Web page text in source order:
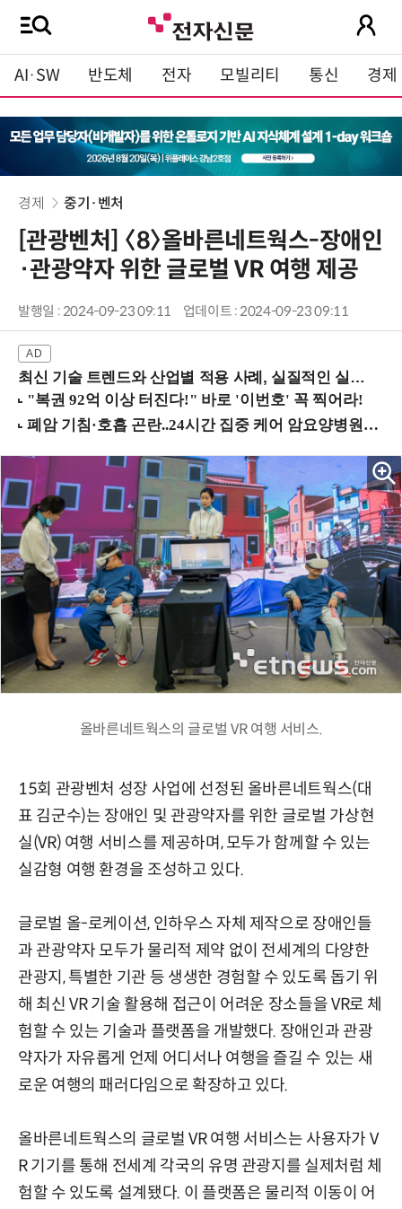
AI·SW 반도체 전자 모빌리티 통신 경제
경제 중기·벤처
[관광벤처] 〈8〉올바른네트웍스-장애인
·관광약자 위한 글로벌 VR 여행 제공
발행일 : 2024-09-23 09:11 업데이트 : 2024-09-23 09:11
최신 기술 트렌드와 산업별 적용 사례, 실질적인 실행 전략을 공유 (9/18 양재역)
올바른네트웍스의 글로벌 VR 여행 서비스.
15회 관광벤처 성장 사업에 선정된 올바른네트웍스(대
표 김군수)는 장애인 및 관광약자를 위한 글로벌 가상현
실(VR) 여행 서비스를 제공하며, 모두가 함께할 수 있는
실감형 여행 환경을 조성하고 있다.
글로벌 올-로케이션, 인하우스 자체 제작으로 장애인들
과 관광약자 모두가 물리적 제약 없이 전세계의 다양한
관광지, 특별한 기관 등 생생한 경험할 수 있도록 돕기 위
해 최신 VR 기술 활용해 접근이 어려운 장소들을 VR로 체
험할 수 있는 기술과 플랫폼을 개발했다. 장애인과 관광
약자가 자유롭게 언제 어디서나 여행을 즐길 수 있는 새
로운 여행의 패러다임으로 확장하고 있다.
올바른네트웍스의 글로벌 VR 여행 서비스는 사용자가 V
R 기기를 통해 전세계 각국의 유명 관광지를 실제처럼 체
험할 수 있도록 설계됐다. 이 플랫폼은 물리적 이동이 어